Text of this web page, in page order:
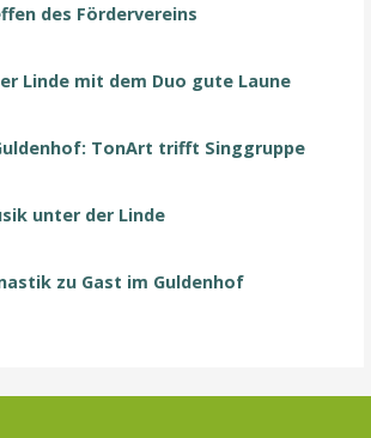
des Fördervereins
Linde mit dem Duo gute Laune
TonArt trifft Singgruppe
unter der Linde
zu Gast im Guldenhof